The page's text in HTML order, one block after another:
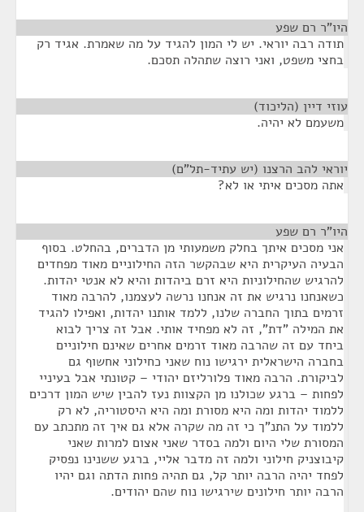
היו"ר רם שפע
תודה רבה יוראי. יש לי המון להגיד על מה שאמרת. אגיד רק
בחצי משפט, ואני רוצה שתהלה תסכם.
עוזי דיין (הליכוד)
משעמם לא יהיה.
יוראי להב הרצנו (יש עתיד-תל"ם)
אתה מסכים איתי או לא?
היו"ר רם שפע
אני מסכים איתך בחלק משמעותי מן הדברים, בהחלט. בסוף
הבעיה העיקרית היא שבהקשר הזה החילוניים מאוד מפחדים
להרגיש שהחילוניות היא זרם ביהדות והיא לא אנטי יהדות.
כשאנחנו נרגיש את זה אנחנו נרשה לעצמנו, להרבה מאוד
זרמים בתוך החברה שלנו, ללמד אותנו יהדות, ואפילו להגיד
את המילה "דת", זה לא מפחיד אותי. אבל זה צריך לבוא
ביחד עם זה שהרבה מאוד זרמים אחרים שאינם חילוניים
בחברה הישראלית ירגישו נוח שאני כחילוני אחשוף גם
לביקורת. הרבה מאוד פלורליזם יהודי – קטונתי אבל בעיניי
לפחות – ברגע שכולנו מן הקצוות נעז להבין שיש המון דרכים
ללמוד יהדות ומה היא מסורת ומה היא היסטוריה, לא רק
ללמוד על התנ"ך כי זה מה שקרה אלא גם איך זה מתכתב עם
המסורת שלי היום ולמה בסדר שאני אצום למרות שאני
קיבוצניק חילוני ולמה זה מדבר אליי, ברגע ששנינו נפסיק
לפחד יהיה הרבה יותר קל, גם תהיה פחות הדתה וגם יהיו
הרבה יותר חילונים שירגישו נוח שהם יהודים.